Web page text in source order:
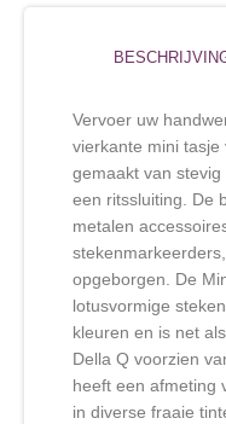
Vervoer uw
vierkante mini tasje
gemaakt van
een ritssluiting. De
metalen
opgeborgen. De
lotusvormige
kleuren en is net
Della Q voorzien
heeft een afmeting
in diverse fraaie